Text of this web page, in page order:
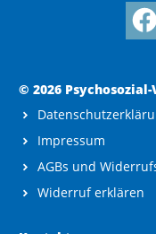
© 2026 Psychosozial-
Impressum
AGBs und
Widerruf erklären